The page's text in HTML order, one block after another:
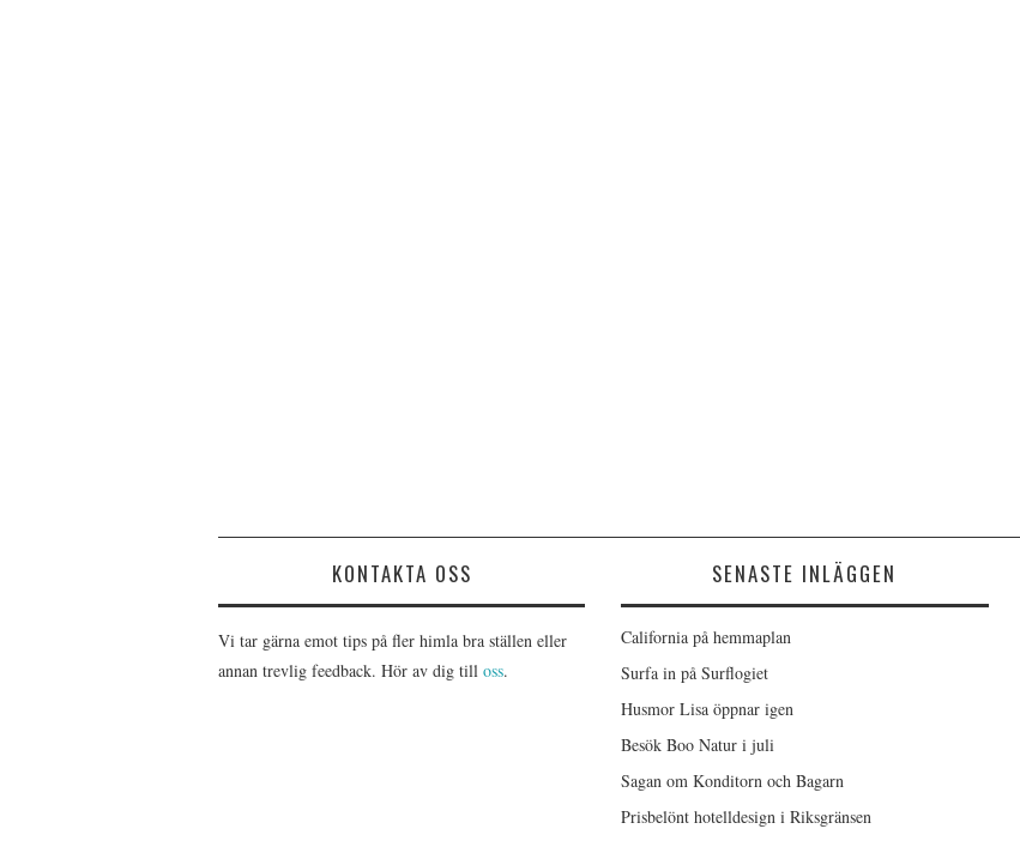
KONTAKTA OSS
Vi tar gärna emot tips på fler himla bra ställen eller
annan trevlig feedback. Hör av dig till oss.
SENASTE INLÄGGEN
California på hemmaplan
Surfa in på Surflogiet
Husmor Lisa öppnar igen
Besök Boo Natur i juli
Sagan om Konditorn och Bagarn
Prisbelönt hotelldesign i Riksgränsen